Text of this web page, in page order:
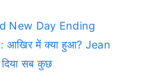
New Day Ending
आखिर में क्या हुआ? Jean
सब कुछ